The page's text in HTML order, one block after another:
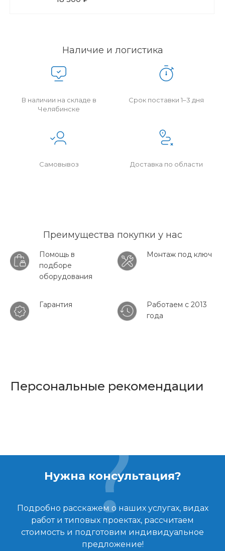
Наличие и логистика
В наличии на складе в
Челябинске
Срок поставки 1–3 дня
Самовывоз Доставка по области
Преимущества покупки у нас
Помощь в
подборе
оборудования
Монтаж под ключ
Гарантия
Работаем с 2013
года
Персональные рекомендации
Нужна консультация?
Подробно расскажем о наших услугах, видах
работ и типовых проектах, рассчитаем
стоимость и подготовим индивидуальное
предложение!